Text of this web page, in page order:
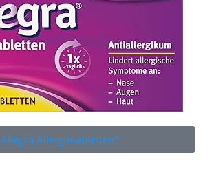
Allegra Allergietabletten*